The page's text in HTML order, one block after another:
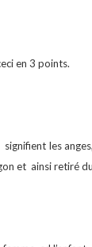
en 3 points.
les
et ainsi retiré